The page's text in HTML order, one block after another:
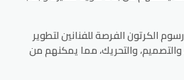
الكرتون الفرصة للفنانين لتطوير
والتحريك، مما يمكنهم من